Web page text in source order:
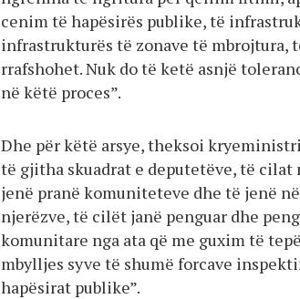
cenim të hapësirës publike, të
infrastrukturës të zonave të
rrafshohet. Nuk do të ketë asnjë
në këtë proces”.
Dhe për këtë arsye, theksoi
të gjitha skuadrat e deputetëve, të cilat
jenë pranë komuniteteve dhe të jenë
njerëzve, të cilët janë penguar dhe
komunitare nga ata që me guxim të
mbylljes syve të shumë forcave
hapësirat publike”.